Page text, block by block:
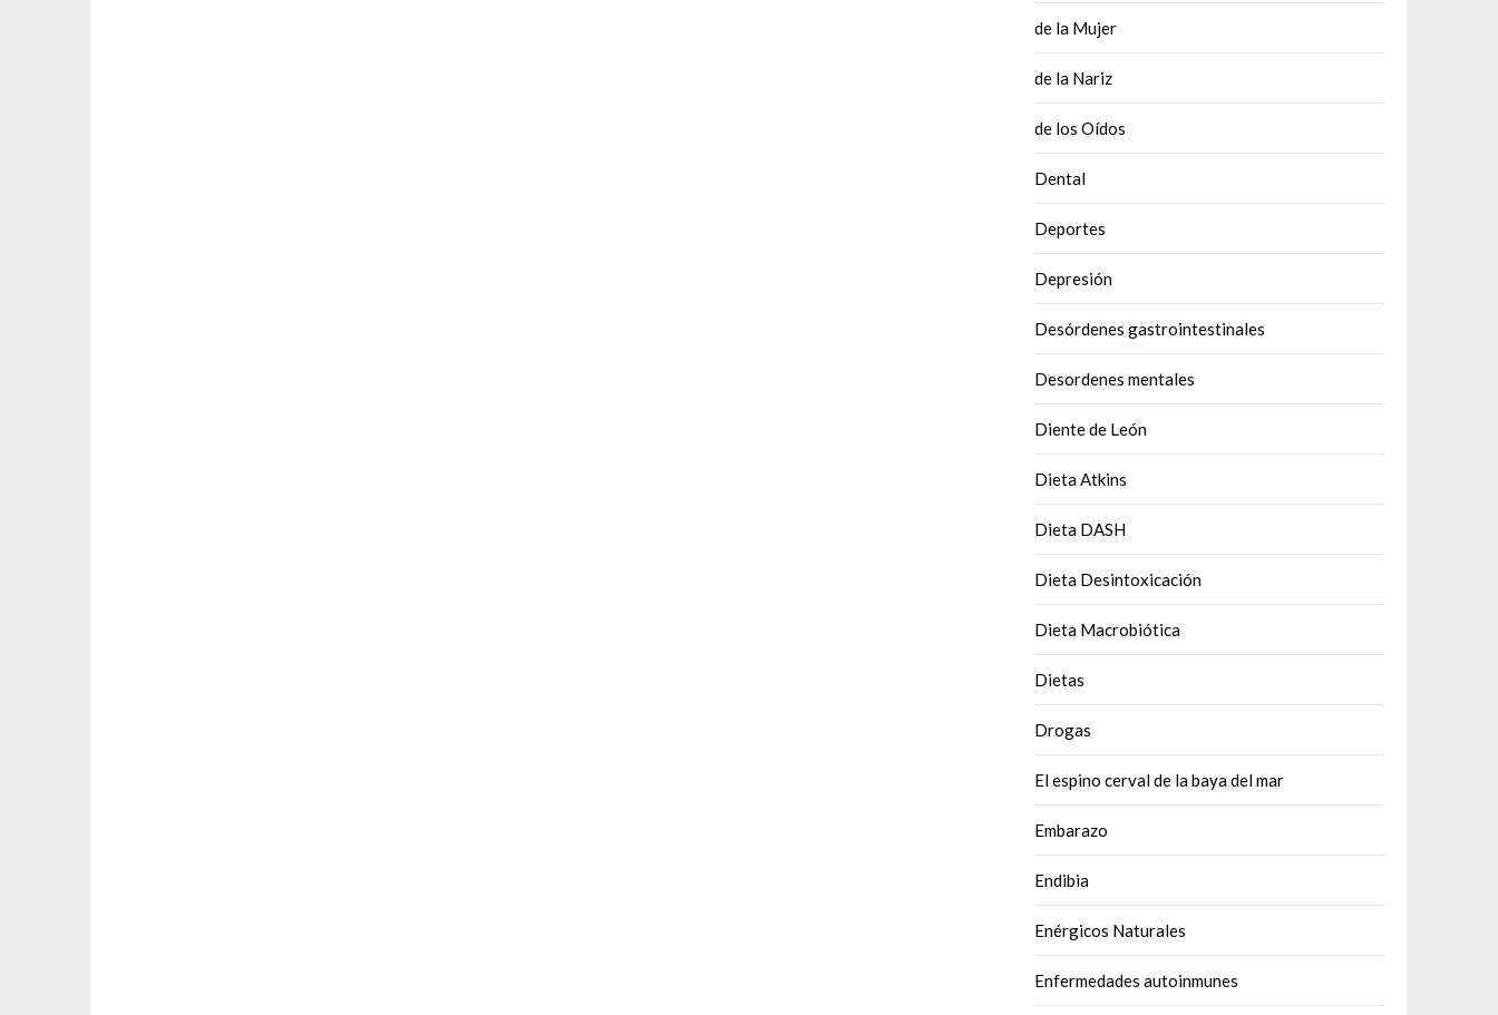
de la Mujer
de la Nariz
de los Oídos
Dental
Deportes
Depresión
Desórdenes gastrointestinales
Desordenes mentales
Diente de León
Dieta Atkins
Dieta DASH
Dieta Desintoxicación
Dieta Macrobiótica
Dietas
Drogas
El espino cerval de la baya del mar
Embarazo
Endibia
Enérgicos Naturales
Enfermedades autoinmunes